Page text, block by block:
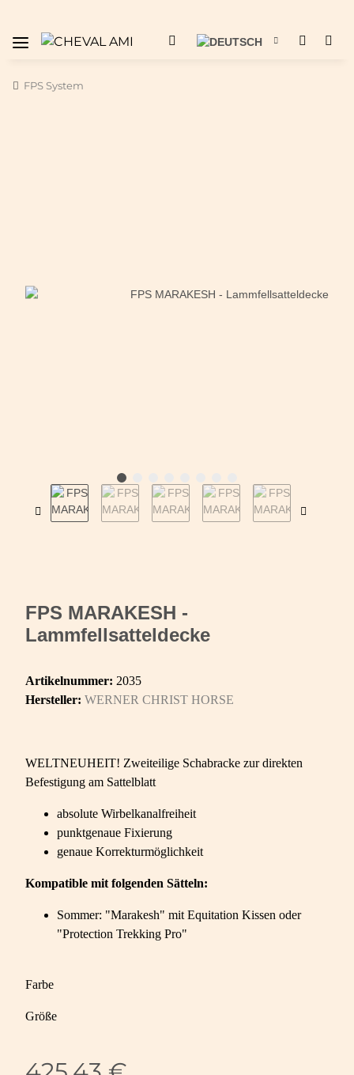
FPS System
FPS MARAKESH -
Lammfellsatteldecke
Artikelnummer: 2035
Hersteller: WERNER CHRIST HORSE
WELTNEUHEIT! Zweiteilige Schabracke zur direkten
Befestigung am Sattelblatt
absolute Wirbelkanalfreiheit
punktgenaue Fixierung
genaue Korrekturmöglichkeit
Kompatible mit folgenden Sätteln:
Sommer: "Marakesh" mit Equitation Kissen oder
"Protection Trekking Pro"
Farbe
Größe